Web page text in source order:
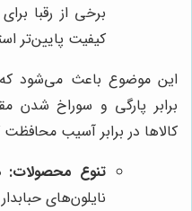
برخی از رقبا
کیفیت پایین‌تر
این موضوع باعث می‌شود که
برابر پارگی و سوراخ شدن
کالاها در برابر آسیب محافظت
تنوع محصولات:
نایلون‌های